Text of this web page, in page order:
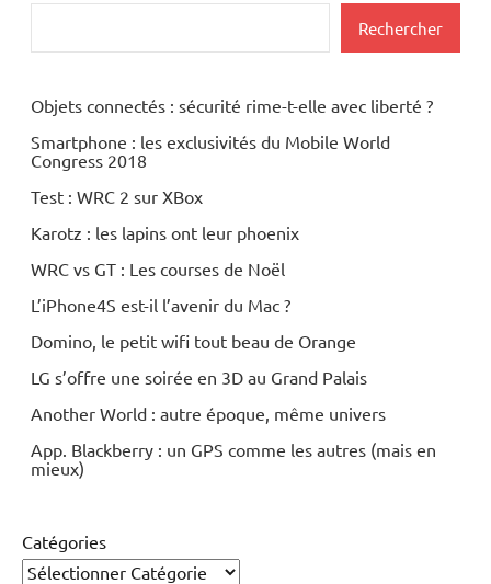
Rechercher
Objets connectés : sécurité rime-t-elle avec liberté ?
Smartphone : les exclusivités du Mobile World
Congress 2018
Test : WRC 2 sur XBox
Karotz : les lapins ont leur phoenix
WRC vs GT : Les courses de Noël
L’iPhone4S est-il l’avenir du Mac ?
Domino, le petit wifi tout beau de Orange
LG s’offre une soirée en 3D au Grand Palais
Another World : autre époque, même univers
App. Blackberry : un GPS comme les autres (mais en
mieux)
Catégories